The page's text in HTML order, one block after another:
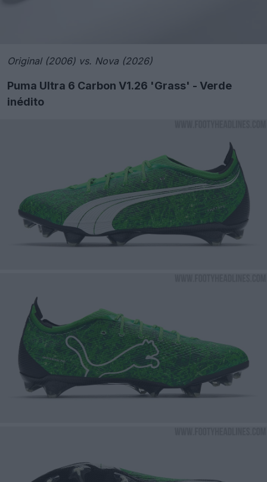
Original (2006) vs. Nova (2026)
Puma Ultra 6 Carbon V1.26 'Grass' - Verde
inédito